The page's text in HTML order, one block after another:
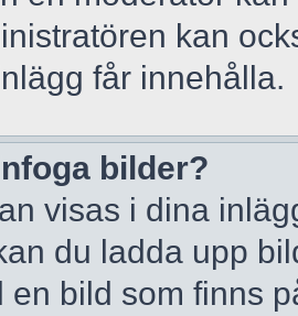
kan
får innehålla.
bilder?
visas i dina
du ladda upp
en bild som finns